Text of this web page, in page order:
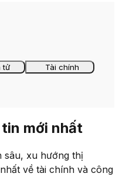
tử
Tài chính
mới nhất
sâu, xu hướng thị
về tài chính và công